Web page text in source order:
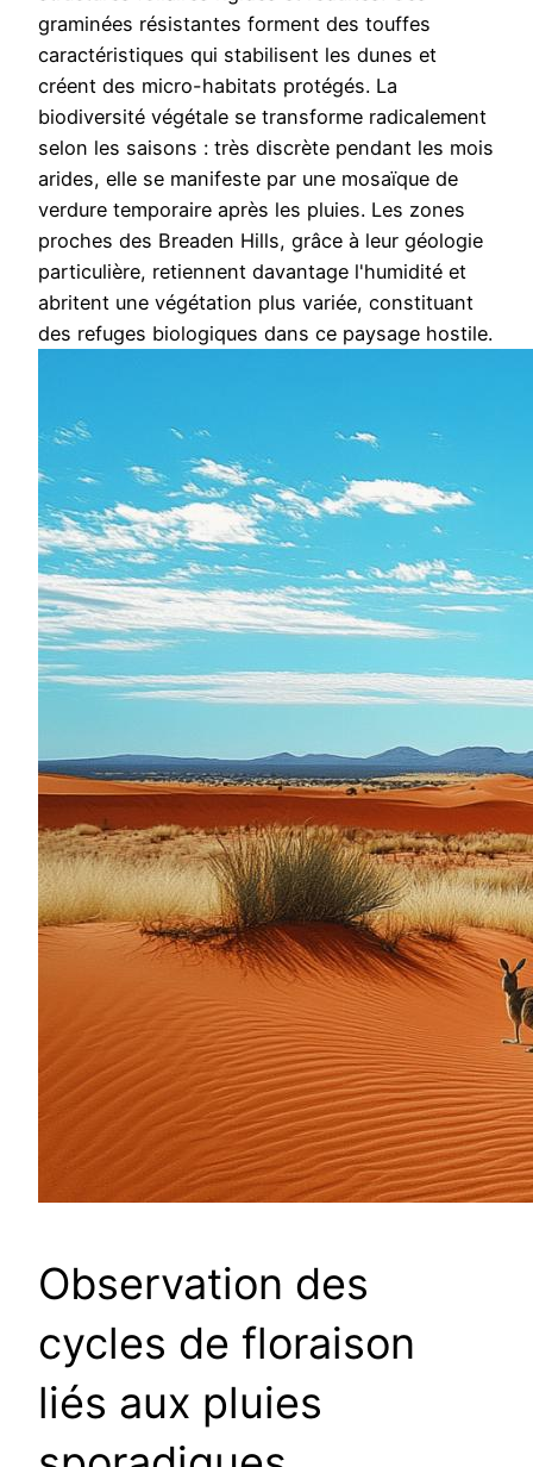
graminées résistantes forment des touffes
caractéristiques qui stabilisent les dunes et
créent des micro-habitats protégés. La
biodiversité végétale se transforme radicalement
selon les saisons : très discrète pendant les mois
arides, elle se manifeste par une mosaïque de
verdure temporaire après les pluies. Les zones
proches des Breaden Hills, grâce à leur géologie
particulière, retiennent davantage l'humidité et
abritent une végétation plus variée, constituant
des refuges biologiques dans ce paysage hostile.
Observation des
cycles de floraison
liés aux pluies